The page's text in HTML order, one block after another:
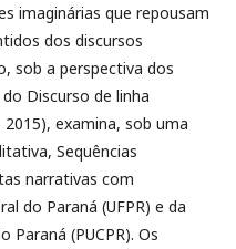
imaginárias que repousam
dos discursos
sob a perspectiva dos
Discurso de linha
2015), examina, sob uma
Sequências
narrativas com
do Paraná (UFPR) e da
Paraná (PUCPR). Os